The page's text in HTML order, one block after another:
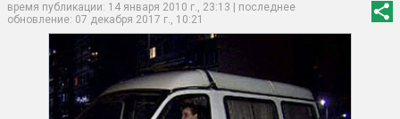
время публикации: 14 января 2010 г., 23:13 | последнее
обновление: 07 декабря 2017 г., 10:21